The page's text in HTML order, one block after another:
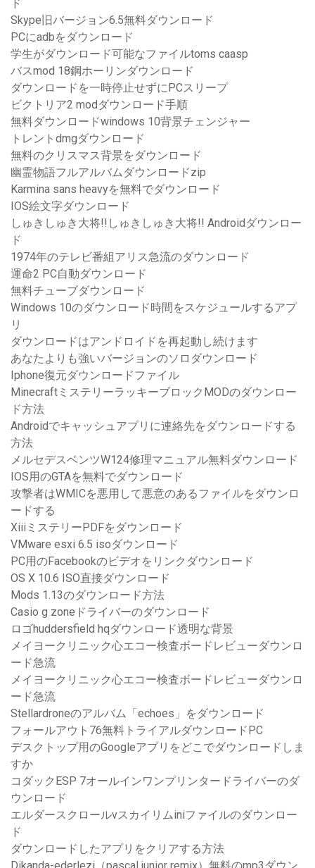
ド
Skype旧バージョン6.5無料ダウンロード
PCにadbをダウンロード
学生がダウンロード可能なファイルtoms caasp
バスmod 18鋼ホーリンダウンロード
ダウンロードを一時停止せずにPCスリープ
ビクトリア2 modダウンロード手順
無料ダウンロードwindows 10背景チェンジャー
トレントdmgダウンロード
無料のクリスマス背景をダウンロード
幽霊物語フルアルバムダウンロードzip
Karmina sans heavyを無料でダウンロード
IOS絵文字ダウンロード
しゅきしゅき大将!!しゅきしゅき大将!! Androidダウンロー
ド
1974年のテレビ番組アリス急流のダウンロード
運命2 PC自動ダウンロード
無料チューブダウンロード
Windows 10のダウンロード時間をスケジュールするアプ
リ
ダウンロードはアンドロイドを再起動し続けます
あなたよりも強いバージョンのソロダウンロード
Iphone復元ダウンロードファイル
MinecraftミステリーラッキーブロックMODのダウンロー
ド方法
Androidでキャッシュアプ​​リに連絡先をダウンロードする
方法
メルセデスベンツW124修理マニュアル無料ダウンロード
IOS用のGTAを無料でダウンロード
攻撃者はWMICを悪用して悪意のあるファイルをダウンロ
ードする
XiiiミステリーPDFをダウンロード
VMware esxi 6.5 isoダウンロード
PC用のFacebookのビデオをリンクダウンロード
OS X 10.6 ISO直接ダウンロード
Mods 1.13のダウンロード方法
Casio g zoneドライバーのダウンロード
ロゴhuddersfield hqダウンロード透明な背景
メイヨークリニック心エコー検査ボードレビューダウンロ
ード急流
メイヨークリニック心エコー検査ボードレビューダウンロ
ード急流
Stellardroneのアルバム「echoes」をダウンロード
フォールアウト76無料トライアルダウンロードPC
デスクトップ用のGoogleアプリをどこでダウンロードしま
すか
コダックESP 7オールインワンプリンタードライバーのダ
ウンロード
エルダースクロールvスカイリムiniファイルのダウンロー
ド
ダウンロードしたアプリをクリアする方法